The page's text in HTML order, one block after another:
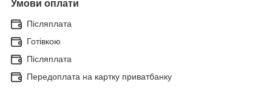
Умови оплати
Післяплата
Готівкою
Післяплата
Передоплата на картку приватбанку